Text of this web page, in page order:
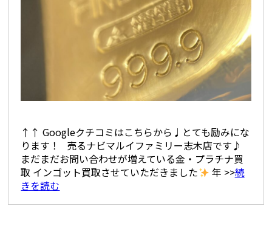
↑↑ Googleクチコミはこちらから♩とても励みにな
ります！ 売るナビマルイファミリー志木店です♪
まだまだお問い合わせが増えている金・プラチナ買
取 インゴット買取させていただきました
年 >>続
きを読む